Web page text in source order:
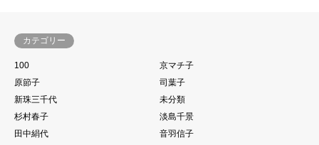
カテゴリー
100
京マチ子
原節子
司葉子
新珠三千代
未分類
杉村春子
淡島千景
田中絹代
音羽信子